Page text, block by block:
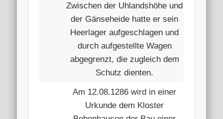
Zwischen der Uhlandshöhe und
der Gänseheide hatte er sein
Heerlager aufgeschlagen und
durch aufgestellte Wagen
abgegrenzt, die zugleich dem
Schutz dienten.
Am 12.08.1286 wird in einer
Urkunde dem Kloster